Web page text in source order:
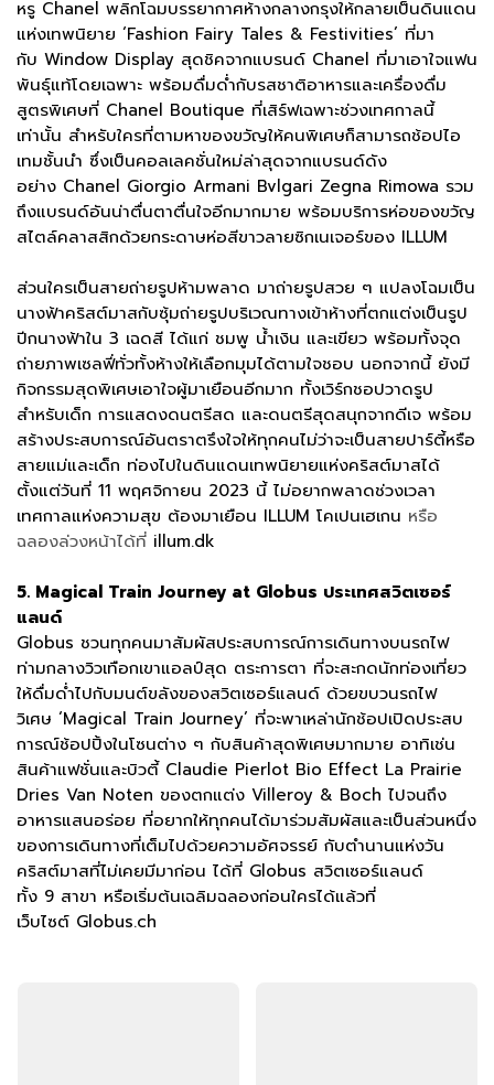
หรู Chanel พลิกโฉมบรรยากาศห้างกลางกรุงให้กลายเป็นดินแดน
แห่งเทพนิยาย ‘Fashion Fairy Tales & Festivities’ ที่มา
กับ Window Display สุดชิคจากแบรนด์ Chanel ที่มาเอาใจแฟน
พันธุ์แท้โดยเฉพาะ พร้อมดื่มด่ำกับรสชาติอาหารและเครื่องดื่ม
สูตรพิเศษที่ Chanel Boutique ที่เสิร์ฟเฉพาะช่วงเทศกาลนี้
เท่านั้น สำหรับใครที่ตามหาของขวัญให้คนพิเศษก็สามารถช้อปไอ
เทมชั้นนำ ซึ่งเป็นคอลเลคชั่นใหม่ล่าสุดจากแบรนด์ดัง
อย่าง Chanel Giorgio Armani Bvlgari Zegna Rimowa รวม
ถึงแบรนด์อันน่าตื่นตาตื่นใจอีกมากมาย พร้อมบริการห่อของขวัญ
สไตล์คลาสสิกด้วยกระดาษห่อสีขาวลายซิกเนเจอร์ของ ILLUM
ส่วนใครเป็นสายถ่ายรูปห้ามพลาด มาถ่ายรูปสวย ๆ แปลงโฉมเป็น
นางฟ้าคริสต์มาสกับซุ้มถ่ายรูปบริเวณทางเข้าห้างที่ตกแต่งเป็นรูป
ปีกนางฟ้าใน 3 เฉดสี ได้แก่ ชมพู น้ำเงิน และเขียว พร้อมทั้งจุด
ถ่ายภาพเซลฟี่ทั่วทั้งห้างให้เลือกมุมได้ตามใจชอบ นอกจากนี้ ยังมี
กิจกรรมสุดพิเศษเอาใจผู้มาเยือนอีกมาก ทั้งเวิร์กชอปวาดรูป
สำหรับเด็ก การแสดงดนตรีสด และดนตรีสุดสนุกจากดีเจ พร้อม
สร้างประสบการณ์อันตราตรึงใจให้ทุกคนไม่ว่าจะเป็นสายปาร์ตี้หรือ
สายแม่และเด็ก ท่องไปในดินแดนเทพนิยายแห่งคริสต์มาสได้
ตั้งแต่วันที่ 11 พฤศจิกายน 2023 นี้ ไม่อยากพลาดช่วงเวลา
เทศกาลแห่งความสุข ต้องมาเยือน ILLUM โคเปนเฮเกน หรือ
ฉลองล่วงหน้าได้ที่ illum.dk
5. Magical Train Journey at Globus ประเทศสวิตเซอร์
แลนด์
Globus ชวนทุกคนมาสัมผัสประสบการณ์การเดินทางบนรถไฟ
ท่ามกลางวิวเทือกเขาแอลป์สุด ตระการตา ที่จะสะกดนักท่องเที่ยว
ให้ดื่มด่ำไปกับมนต์ขลังของสวิตเซอร์แลนด์ ด้วยขบวนรถไฟ
วิเศษ ‘Magical Train Journey’ ที่จะพาเหล่านักช้อปเปิดประสบ
การณ์ช้อปปิ้งในโซนต่าง ๆ กับสินค้าสุดพิเศษมากมาย อาทิเช่น
สินค้าแฟชั่นและบิวตี้ Claudie Pierlot Bio Effect La Prairie
Dries Van Noten ของตกแต่ง Villeroy & Boch ไปจนถึง
อาหารแสนอร่อย ที่อยากให้ทุกคนได้มาร่วมสัมผัสและเป็นส่วนหนึ่ง
ของการเดินทางที่เต็มไปด้วยความอัศจรรย์ กับตำนานแห่งวัน
คริสต์มาสที่ไม่เคยมีมาก่อน ได้ที่ Globus สวิตเซอร์แลนด์
ทั้ง 9 สาขา หรือเริ่มต้นเฉลิมฉลองก่อนใครได้แล้วที่
เว็บไซต์ Globus.ch